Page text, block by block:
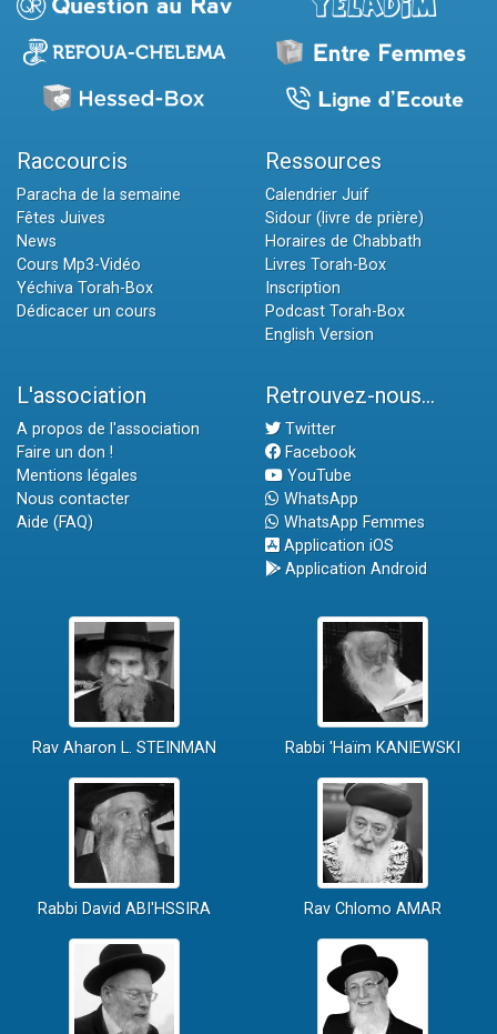
Raccourcis
Paracha de la semaine
Fêtes Juives
News
Cours Mp3-Vidéo
Yéchiva Torah-Box
Dédicacer un cours
Ressources
Calendrier Juif
Sidour (livre de prière)
Horaires de Chabbath
Livres Torah-Box
Inscription
Podcast Torah-Box
English Version
L'association
A propos de l'association
Faire un don !
Mentions légales
Nous contacter
Aide (FAQ)
Retrouvez-nous...
Twitter
Facebook
YouTube
WhatsApp
WhatsApp Femmes
Application iOS
Application Android
Rav Aharon L. STEINMAN Rabbi 'Haïm KANIEWSKI
Rabbi David ABI'HSSIRA Rav Chlomo AMAR